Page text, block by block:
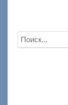
Искать: